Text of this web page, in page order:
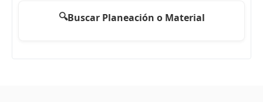
🔍Buscar Planeación o Material